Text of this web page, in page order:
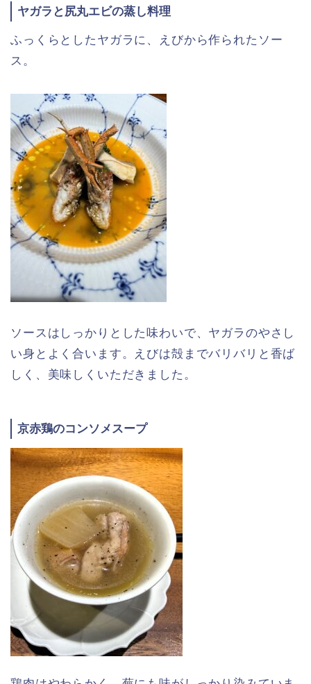
ヤガラと尻丸エビの蒸し料理
ふっくらとしたヤガラに、えびから作られたソー
ス。
ソースはしっかりとした味わいで、ヤガラのやさし
い身とよく合います。えびは殻までバリバリと香ば
しく、美味しくいただきました。
京赤鶏のコンソメスープ